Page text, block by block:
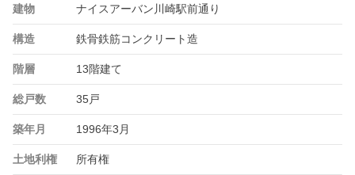
建物 ナイスアーバン川崎駅前通り
構造 鉄骨鉄筋コンクリート造
階層 13階建て
総戸数 35戸
築年月 1996年3月
土地利権 所有権